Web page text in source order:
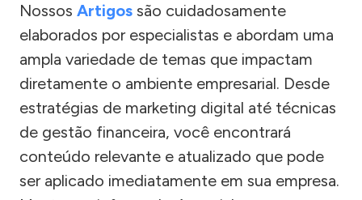
Nossos Artigos são cuidadosamente
elaborados por especialistas e abordam uma
ampla variedade de temas que impactam
diretamente o ambiente empresarial. Desde
estratégias de marketing digital até técnicas
de gestão financeira, você encontrará
conteúdo relevante e atualizado que pode
ser aplicado imediatamente em sua empresa.